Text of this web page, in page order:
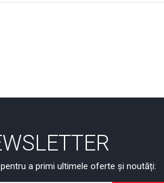
a primi ultimele oferte și noutăți: